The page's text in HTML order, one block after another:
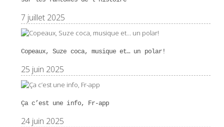
7 juillet 2025
Copeaux, Suze coca, musique et… un polar!
25 juin 2025
Ça c’est une info, Fr-app
24 juin 2025